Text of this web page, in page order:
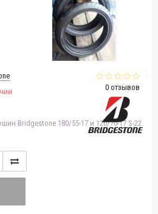
0 отзывов
Bridgestone 180/55-17 и 120/70-17 S-22